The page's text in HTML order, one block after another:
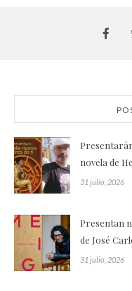
novela de
31 julio, 2026
Presentan
de José
31 julio, 2026